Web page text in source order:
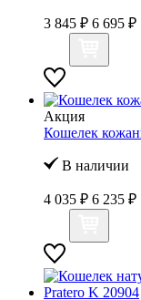
3 845 ₽ 6 695 ₽
Акция
Кошелек
В наличии
4 035 ₽ 6 235 ₽